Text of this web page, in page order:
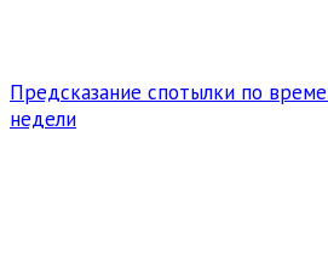
Предсказание спотылки по
недели